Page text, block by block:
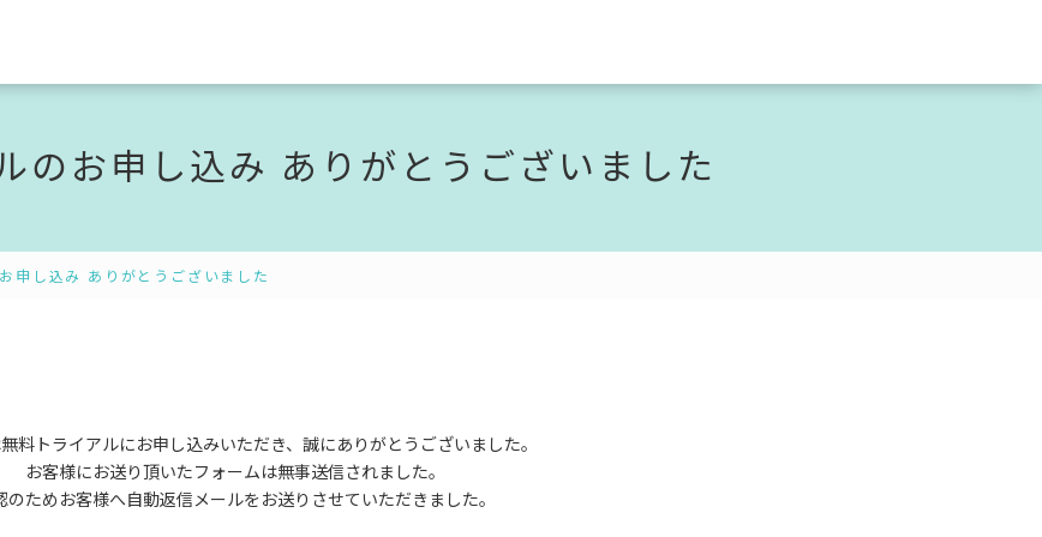
のお申し込み ありがとうございました
申し込み ありがとうございました
料トライアルにお申し込みいただき、 誠にありがとうございました。
お客様にお送り頂いたフォームは無事送信されました。
のためお客様へ自動返信メールをお送りさせていただきました。